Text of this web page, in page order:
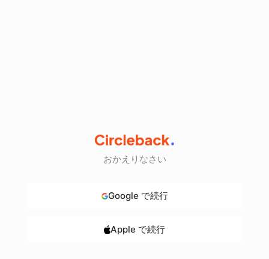
おかえりなさい
Google で続行
Apple で続行